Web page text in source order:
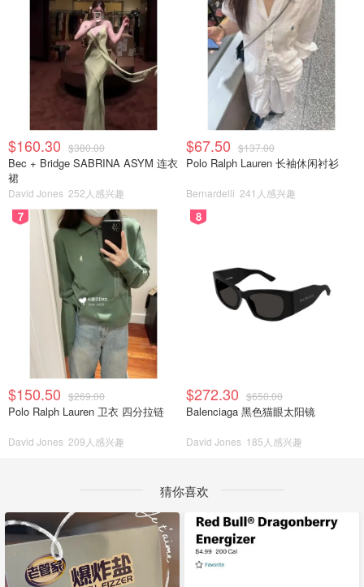
$160.30 $380.00
Bec + Bridge SABRINA ASYM 连衣
裙
David Jones 252人感兴趣
$67.50 $137.00
Polo Ralph Lauren 长袖休闲衬衫
Bernardelli 241人感兴趣
7
$150.50 $269.00
Polo Ralph Lauren 卫衣 四分拉链
David Jones 209人感兴趣
8
$272.30 $650.00
Balenciaga 黑色猫眼太阳镜
David Jones 185人感兴趣
猜你喜欢